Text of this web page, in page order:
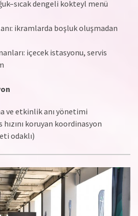
dengeli kokteyl menü
ikramlarda boşluk oluşmadan
içecek istasyonu, servis
ve etkinlik anı yönetimi
hızını koruyan koordinasyon
odaklı)